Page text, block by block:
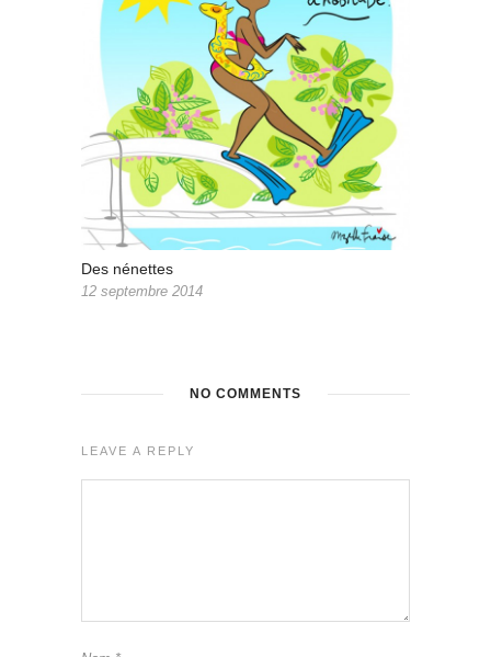
Des nénettes
12 septembre 2014
NO COMMENTS
LEAVE A REPLY